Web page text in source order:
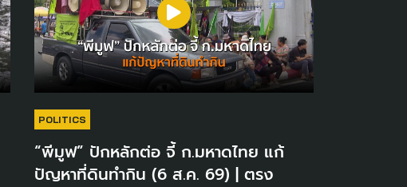
POLITICS
“พีมูฟ” ปักหลักต่อ จี้ ก.มหาดไทย แก้
ปัญหาที่ดินทำกิน (6 ส.ค. 69) | ตรง